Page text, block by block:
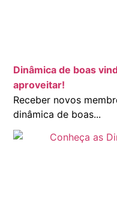
Dinâmica de boas
aproveitar!
Receber novos
dinâmica de boas...